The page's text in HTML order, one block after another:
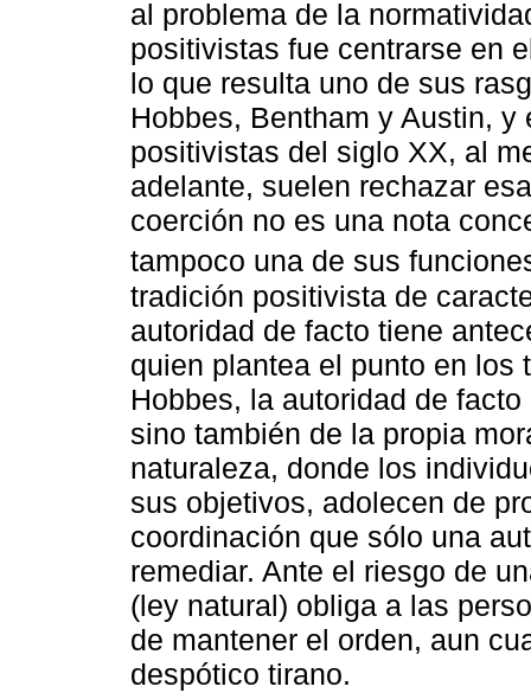
al problema de la
positivistas fue centrarse en
lo que resulta uno de sus
Hobbes, Bentham y Austin,
positivistas del siglo XX, al
adelante, suelen rechazar
coerción no es una nota
tampoco una de sus
tradición positivista de
autoridad de facto tiene
quien plantea el punto en los
Hobbes, la autoridad de
sino también de la propia
naturaleza, donde los
sus objetivos, adolecen de
coordinación que sólo una
remediar. Ante el riesgo de
(ley natural) obliga a las
de mantener el orden, aun
despótico tirano.